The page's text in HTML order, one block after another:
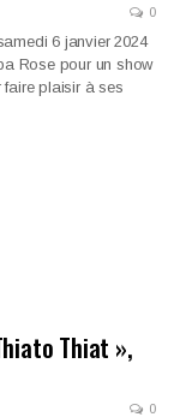
0
6 janvier 2024
Rose pour un show
faire plaisir à ses
Thiat »,
0